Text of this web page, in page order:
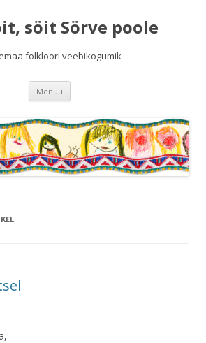
söit Sörve poole
folkloori veebikogumik
Menüü